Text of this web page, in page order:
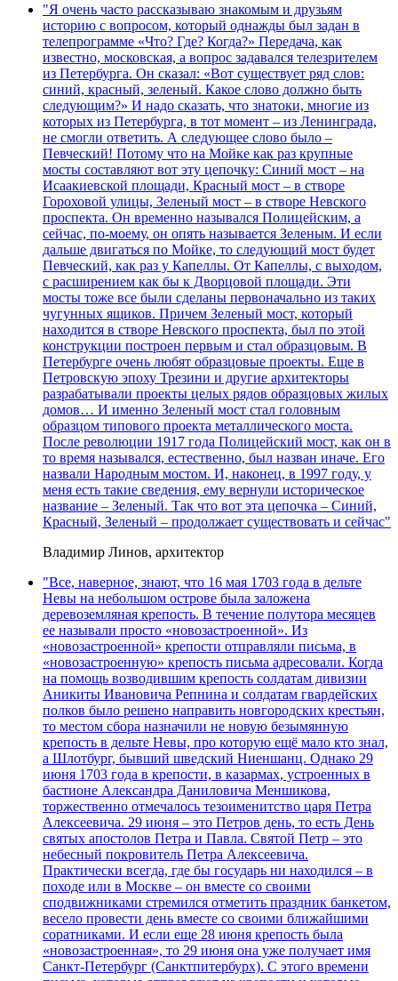
"Я очень часто рассказываю знакомым и друзьям
историю с вопросом, который однажды был задан в
телепрограмме «Что? Где? Когда?» Передача, как
известно, московская, а вопрос задавался телезрителем
из Петербурга. Он сказал: «Вот существует ряд слов:
синий, красный, зеленый. Какое слово должно быть
следующим?» И надо сказать, что знатоки, многие из
которых из Петербурга, в тот момент – из Ленинграда,
не смогли ответить. А следующее слово было –
Певческий! Потому что на Мойке как раз крупные
мосты составляют вот эту цепочку: Синий мост – на
Исаакиевской площади, Красный мост – в створе
Гороховой улицы, Зеленый мост – в створе Невского
проспекта. Он временно назывался Полицейским, а
сейчас, по-моему, он опять называется Зеленым. И если
дальше двигаться по Мойке, то следующий мост будет
Певческий, как раз у Капеллы. От Капеллы, с выходом,
с расширением как бы к Дворцовой площади. Эти
мосты тоже все были сделаны первоначально из таких
чугунных ящиков. Причем Зеленый мост, который
находится в створе Невского проспекта, был по этой
конструкции построен первым и стал образцовым. В
Петербурге очень любят образцовые проекты. Еще в
Петровскую эпоху Трезини и другие архитекторы
разрабатывали проекты целых рядов образцовых жилых
домов… И именно Зеленый мост стал головным
образцом типового проекта металлического моста.
После революции 1917 года Полицейский мост, как он в
то время назывался, естественно, был назван иначе. Его
назвали Народным мостом. И, наконец, в 1997 году, у
меня есть такие сведения, ему вернули историческое
название – Зеленый. Так что вот эта цепочка – Синий,
Красный, Зеленый – продолжает существовать и сейчас"
Владимир Линов, архитектор
"Все, наверное, знают, что 16 мая 1703 года в дельте
Невы на небольшом острове была заложена
деревоземляная крепость. В течение полутора месяцев
ее называли просто «новозастроенной». Из
«новозастроенной» крепости отправляли письма, в
«новозастроенную» крепость письма адресовали. Когда
на помощь возводившим крепость солдатам дивизии
Аникиты Ивановича Репнина и солдатам гвардейских
полков было решено направить новгородских крестьян,
то местом сбора назначили не новую безымянную
крепость в дельте Невы, про которую ещё мало кто знал,
а Шлотбург, бывший шведский Ниеншанц. Однако 29
июня 1703 года в крепости, в казармах, устроенных в
бастионе Александра Даниловича Меншикова,
торжественно отмечалось тезоименитство царя Петра
Алексеевича. 29 июня – это Петров день, то есть День
святых апостолов Петра и Павла. Святой Петр – это
небесный покровитель Петра Алексеевича.
Практически всегда, где бы государь ни находился – в
походе или в Москве – он вместе со своими
сподвижниками стремился отметить праздник банкетом,
весело провести день вместе со своими ближайшими
соратниками. И если еще 28 июня крепость была
«новозастроенная», то 29 июня она уже получает имя
Санкт-Петербург (Санктпитербурх). С этого времени